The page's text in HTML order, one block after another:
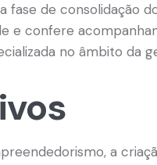
fase de consolidação
e confere
no âmbito da
a